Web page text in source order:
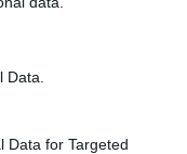
Data for Targeted